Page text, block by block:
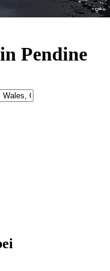
Pendine